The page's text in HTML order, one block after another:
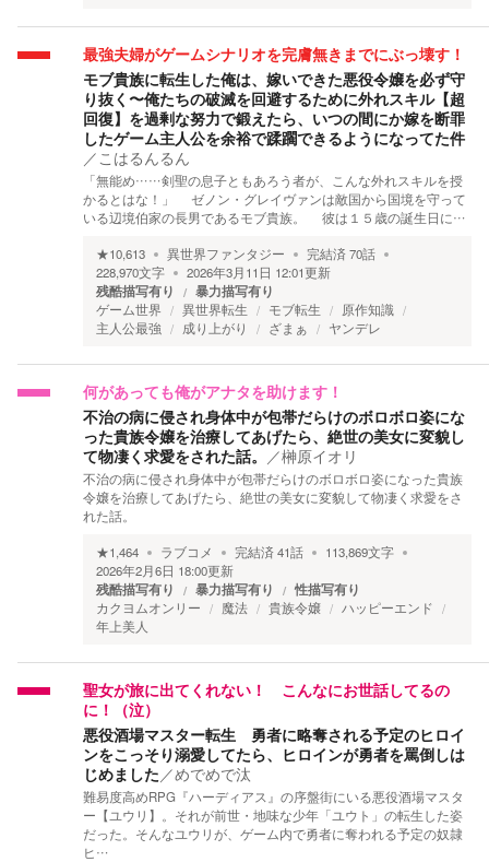
最強夫婦がゲームシナリオを完膚無きまでにぶっ壊す！
モブ貴族に転生した俺は、嫁いできた悪役令嬢を必ず守
り抜く〜俺たちの破滅を回避するために外れスキル【超
回復】を過剰な努力で鍛えたら、いつの間にか嫁を断罪
したゲーム主人公を余裕で蹂躙できるようになってた件
／ こはるんるん
「無能め……剣聖の息子ともあろう者が、こんな外れスキルを授
かるとはな！」 ゼノン・グレイヴァンは敵国から国境を守って
いる辺境伯家の長男であるモブ貴族。 彼は１５歳の誕生日に…
★10,613 異世界ファンタジー 完結済70話
228,970文字 2026年3月11日 12:01更新
残酷描写有り 暴力描写有り
ゲーム世界 異世界転生 モブ転生
原作知識
主人公最強
成り上がり ざまぁ ヤンデレ
何があっても俺がアナタを助けます！
不治の病に侵され身体中が包帯だらけのボロボロ姿にな
った貴族令嬢を治療してあげたら、絶世の美女に変貌し
て物凄く求愛をされた話。 ／榊原イオリ
不治の病に侵され身体中が包帯だらけのボロボロ姿になった貴族
令嬢を治療してあげたら、絶世の美女に変貌して物凄く求愛をさ
れた話。
★1,464 ラブコメ 完結済41話 113,869文字
2026年2月6日 18:00更新
残酷描写有り 暴力描写有り 性描写有り
カクヨムオンリー 魔法 貴族令嬢
ハッピーエンド
年上美人
聖女が旅に出てくれない！ こんなにお世話してるの
に！（泣）
悪役酒場マスター転生 勇者に略奪される予定のヒロイ
ンをこっそり溺愛してたら、ヒロインが勇者を罵倒しは
じめました／めでめで汰
難易度高めRPG『ハーディアス』の序盤街にいる悪役酒場マスタ
ー【ユウリ】。それが前世・地味な少年「ユウト」の転生した姿
だった。そんなユウリが、ゲーム内で勇者に奪われる予定の奴隷
ヒ…